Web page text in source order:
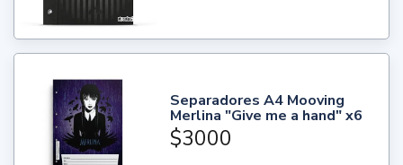
Separadores A4 Mooving
Merlina "Give me a hand" x6
$3000